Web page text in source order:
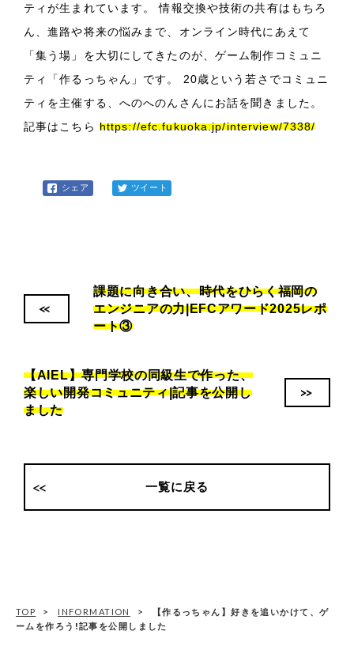
ティが生まれています。 情報交換や技術の共有はもちろ
ん、進路や将来の悩みまで、オンライン時代にあえて
「集う場」を大切にしてきたのが、ゲーム制作コミュニ
ティ「作るっちゃん」です。 20歳という若さでコミュニ
ティを主催する、へのへのんさんにお話を聞きました。
記事はこちら https://efc.fukuoka.jp/interview/7338/
シェア ツイート
<<
課題に向き合い、時代をひらく福岡の
エンジニアの力|EFCアワード2025レポ
ート③
【AIEL】専門学校の同級生で作った、
楽しい開発コミュニティ|記事を公開し
ました
>>
一覧に戻る
TOP INFORMATION
【作るっちゃん】好きを追いかけて、ゲ
ームを作ろう!記事を公開しました